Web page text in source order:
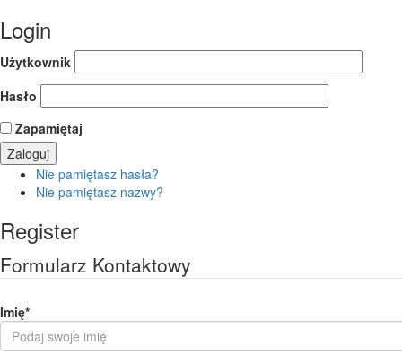
Login
Użytkownik
Hasło
Zapamiętaj
Nie pamiętasz hasła?
Nie pamiętasz nazwy?
Register
Formularz Kontaktowy
Imię*